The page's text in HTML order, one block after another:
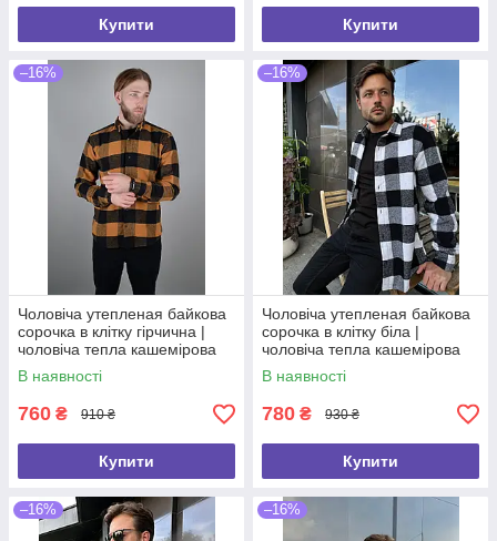
Купити Купити
–16%
Чоловіча утепленая байкова
сорочка в клітку гірчична |
чоловіча тепла кашемірова
сорочка Туреччина 1097
В наявності
760 ₴ 910 ₴
Купити
–16%
Чоловіча утепленая байкова
сорочка в клітку біла |
чоловіча тепла кашемірова
сорочка Туреччина 1098
В наявності
780 ₴ 930 ₴
Купити
–16% –16%